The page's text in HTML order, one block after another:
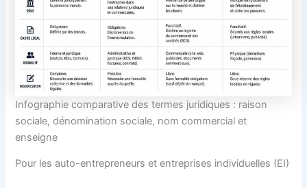
Infographie comparative des termes juridiques : raison
sociale, dénomination sociale, nom commercial et
enseigne
Pour les auto-entrepreneurs et entreprises individuelles (EI)